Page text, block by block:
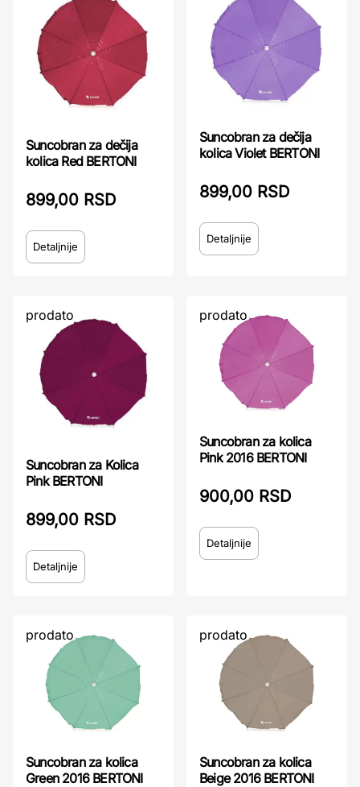
Suncobran za dečija
kolica Red BERTONI
899,00 RSD
Detaljnije
Suncobran za dečija
kolica Violet BERTONI
899,00 RSD
Detaljnije
prodato
Suncobran za Kolica
Pink BERTONI
899,00 RSD
Detaljnije
prodato
Suncobran za kolica
Pink 2016 BERTONI
900,00 RSD
Detaljnije
prodato
Suncobran za kolica
Green 2016 BERTONI
prodato
Suncobran za kolica
Beige 2016 BERTONI